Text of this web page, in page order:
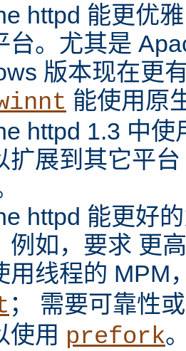
httpd 能更优
台。尤其是
版本现在更
能使用原
httpd 1.3 中使
扩展到其它平
httpd 能更好
例如，要求 更
用线程的 MPM
； 需要可靠性
使用 prefork